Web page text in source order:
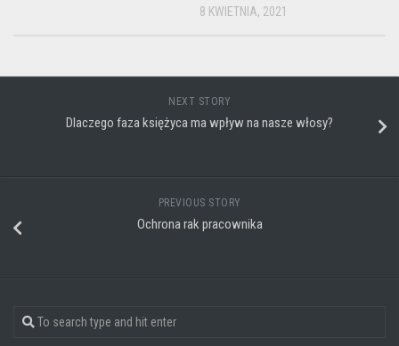
8 KWIETNIA, 2021
NEXT STORY
Dlaczego faza księżyca ma wpływ na nasze włosy?
PREVIOUS STORY
Ochrona rak pracownika